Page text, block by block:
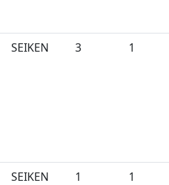
SEIKEN 3 1
SEIKEN 1 1